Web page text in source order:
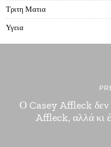
Τριτη Ματια
Υγεια
Ο Casey Affleck δεν
Affleck, αλλά κι